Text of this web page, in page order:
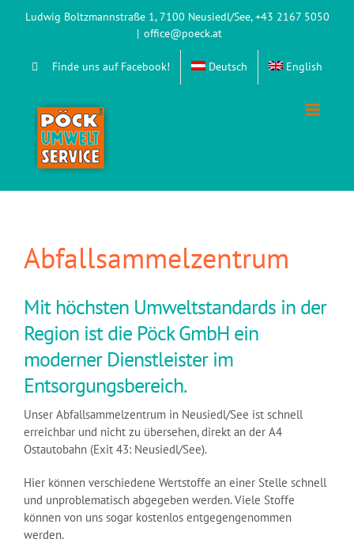
Inhalt
Ludwig Boltzmannstraße 1, 7100 Neusiedl/See, +43 2167 5050
| office@poeck.at
Finde uns auf Facebook! Deutsch English
Abfallsammelzentrum
Mit höchsten Umweltstandards in der
Region ist die Pöck GmbH ein
moderner Dienstleister im
Entsorgungsbereich.
Unser Abfallsammelzentrum in Neusiedl/See ist schnell
erreichbar und nicht zu übersehen, direkt an der A4
Ostautobahn (Exit 43: Neusiedl/See).
Hier können verschiedene Wertstoffe an einer Stelle schnell
und unproblematisch abgegeben werden. Viele Stoffe
können von uns sogar kostenlos entgegengenommen
werden.